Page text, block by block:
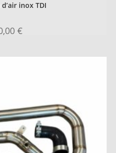
inox TDI
€